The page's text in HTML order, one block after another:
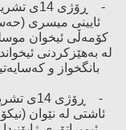
ئایینی میسری
كۆمەڵی ئیخوان
لە بەهێزكردنی
بانگخواز و
ئاشتی لە نێوان